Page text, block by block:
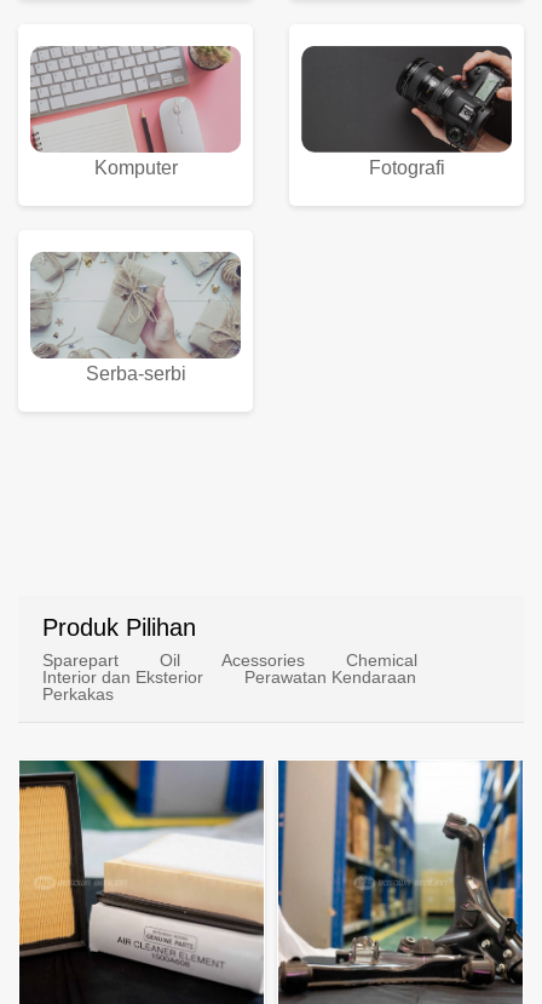
Komputer Fotografi
Serba-serbi
Produk Pilihan
Sparepart Oil Acessories
Chemical
Interior dan Eksterior
Perawatan Kendaraan
Perkakas